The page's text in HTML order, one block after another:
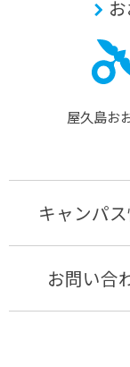
屋久島お
キャンパ
お問い合